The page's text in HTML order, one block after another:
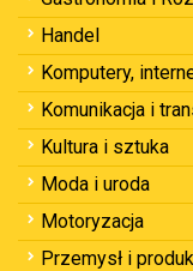
Handel
Komputery,
Komunikacja i
Kultura i sztuka
Moda i uroda
Motoryzacja
Przemysł i